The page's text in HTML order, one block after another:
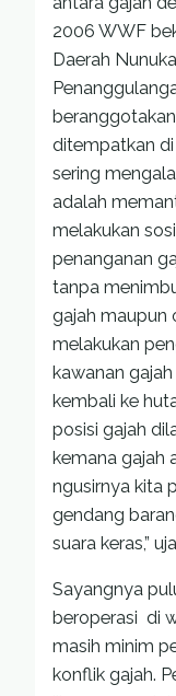
2006 WWF
Daerah
ditempatkan
sering
adalah
melakukan
penanganan
tanpa
gajah maupun
melakukan
kawanan
kembali ke
posisi gajah
kemana gajah
ngusirnya kita
gendang
suara keras,”
Sayangnya
beroperasi di
masih minim
konflik gajah.